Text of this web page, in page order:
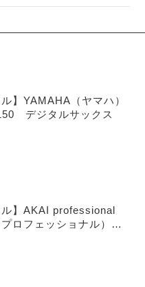
ル】YAMAHA（ヤマハ）
デジタルサックス
ル】AKAI professional
プロフェッショナル）